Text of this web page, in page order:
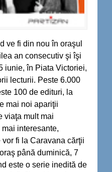
ve fi din nou în oraşul
an consecutiv şi îşi
iunie, în Piata Victoriei,
lecturii. Peste 6.000
100 de edituri, la
mai noi apariţii
viaţa mult mai
interesante,
fi la Caravana cărţii
până duminică, 7
este o serie inedită de